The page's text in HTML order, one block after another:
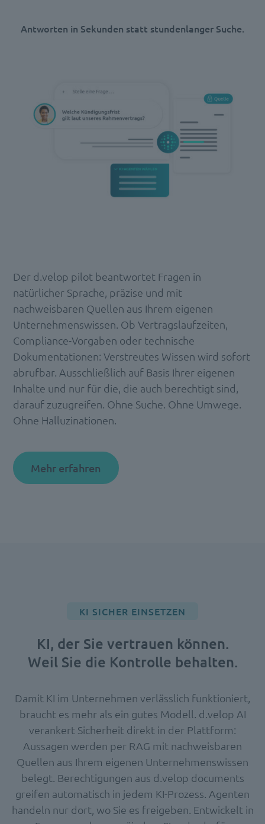
Antworten in Sekunden statt stundenlanger Suche.
Der d.velop pilot beantwortet Fragen in
natürlicher Sprache, präzise und mit
nachweisbaren Quellen aus Ihrem eigenen
Unternehmenswissen. Ob Vertragslaufzeiten,
Compliance-Vorgaben oder technische
Dokumentationen: Verstreutes Wissen wird sofort
abrufbar. Ausschließlich auf Basis Ihrer eigenen
Inhalte und nur für die, die auch berechtigt sind,
darauf zuzugreifen. Ohne Suche. Ohne Umwege.
Ohne Halluzinationen.
Mehr erfahren
KI SICHER EINSETZEN
KI, der Sie vertrauen können.
Weil Sie die Kontrolle behalten.
Damit KI im Unternehmen verlässlich funktioniert,
braucht es mehr als ein gutes Modell. d.velop AI
verankert Sicherheit direkt in der Plattform:
Aussagen werden per RAG mit nachweisbaren
Quellen aus Ihrem eigenen Unternehmenswissen
belegt. Berechtigungen aus d.velop documents
greifen automatisch in jedem KI-Prozess. Agenten
handeln nur dort, wo Sie es freigeben. Entwickelt in